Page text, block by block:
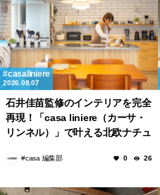
casaliniere
2026.08.07
石井佳苗監修のインテリアを完全
再現！「casa liniere（カーサ・
リンネル）」で叶える北欧ナチュ
#casa 編集部 0 26